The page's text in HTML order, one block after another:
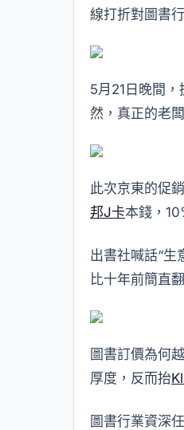
線打折對圖書
5月21日晚間
然，真正的老
此次京東的促
邦J卡本錢，
出書社喊話“生
比十年前簡直
圖書訂價為何
厚度，反而抬
圖書行業資深